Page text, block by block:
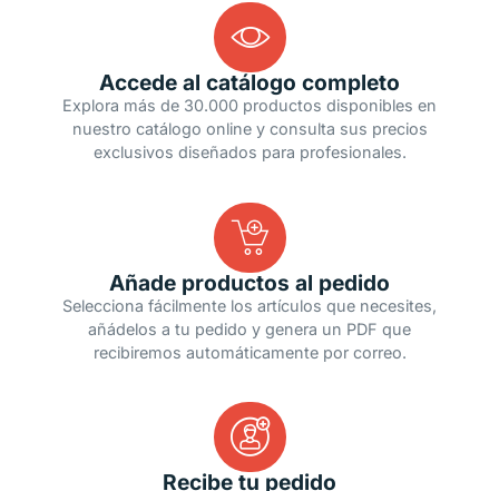
Accede al catálogo completo
Explora más de 30.000 productos disponibles en
nuestro catálogo online y consulta sus precios
exclusivos diseñados para profesionales.
Añade productos al pedido
Selecciona fácilmente los artículos que necesites,
añádelos a tu pedido y genera un PDF que
recibiremos automáticamente por correo.
Recibe tu pedido